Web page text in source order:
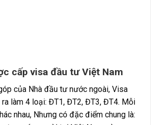
cấp visa đầu tư Việt Nam
của Nhà đầu tư nước ngoài, Visa
làm 4 loại: ĐT1, ĐT2, ĐT3, ĐT4. Mỗi
nhau, Nhưng có đặc điểm chung là: